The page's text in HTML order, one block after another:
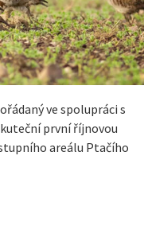
ve spolupráci s
první říjnovou
areálu Ptačího